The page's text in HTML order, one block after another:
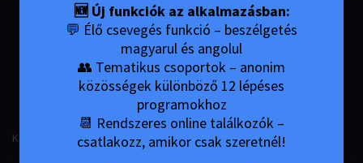
ALKOHOLISTÁK
Könyvek (hun)
DROGFÜGGŐK
12 Lépés 12 Hagyomány
🆕 Új funkciók az alkalmazásban:
💬 Élő csevegés funkció – beszélgetés
magyarul és angolul
👥 Tematikus csoportok – anonim
közösségek különböző 12 lépéses
programokhoz
📆 Rendszeres online találkozók –
csatlakozz, amikor csak szeretnél!